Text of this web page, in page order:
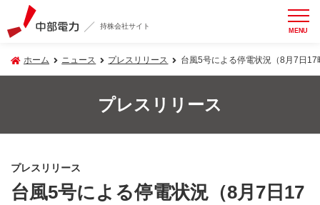
持株会社サイト MENU
ホーム ニュース プレスリリース 台風5号による停電状況（8月7日17
プレスリリース
プレスリリース
台風5号による停電状況（8月7日17